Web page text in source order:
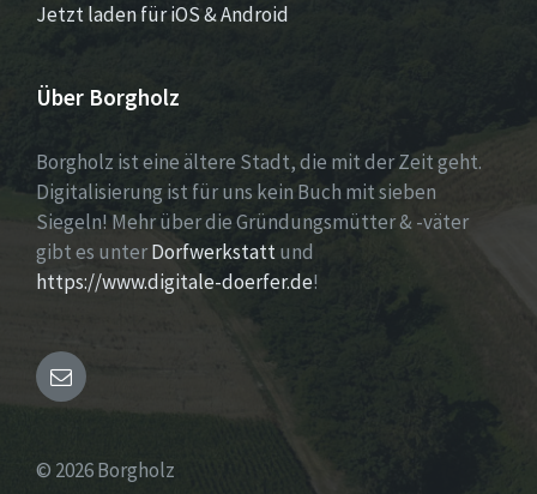
Jetzt laden für iOS & Android
Über Borgholz
Borgholz ist eine ältere Stadt, die mit der Zeit geht.
Digitalisierung ist für uns kein Buch mit sieben
Siegeln! Mehr über die Gründungsmütter & -väter
gibt es unterDorfwerkstattund
https://www.digitale-doerfer.de!
E-
© 2026 Borgholz